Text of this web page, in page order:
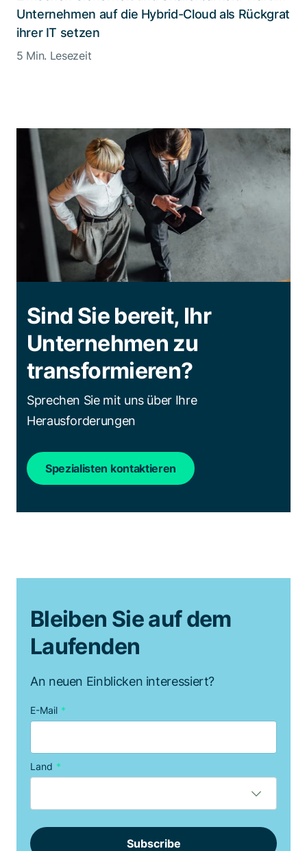
Unternehmen auf die Hybrid-Cloud als Rückgrat
ihrer IT setzen
5 Min. Lesezeit
Sind Sie bereit, Ihr
Unternehmen zu
transformieren?
Sprechen Sie mit uns über Ihre
Herausforderungen
Spezialisten kontaktieren
Bleiben Sie auf dem
Laufenden
An neuen Einblicken interessiert?
E-Mail *
Land *